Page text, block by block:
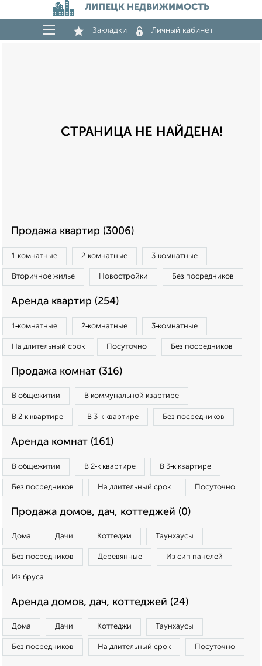
ЛИПЕЦК НЕДВИЖИМОСТЬ
Закладки Личный кабинет
СТРАНИЦА НЕ НАЙДЕНА!
Продажа квартир (3006)
1‑комнатные 2‑комнатные 3‑комнатные
Вторичное жилье Новостройки Без посредников
Аренда квартир (254)
1‑комнатные 2‑комнатные 3‑комнатные
На длительный срок Посуточно Без посредников
Продажа комнат (316)
В общежитии В коммунальной квартире
В 2‑к квартире В 3‑к квартире Без посредников
Аренда комнат (161)
В общежитии В 2‑к квартире В 3‑к квартире
Без посредников На длительный срок Посуточно
Продажа домов, дач, коттеджей (0)
Дома Дачи Коттеджи Таунхаусы
Без посредников Деревянные Из сип панелей
Из бруса
Аренда домов, дач, коттеджей (24)
Дома Дачи Коттеджи Таунхаусы
Без посредников На длительный срок Посуточно